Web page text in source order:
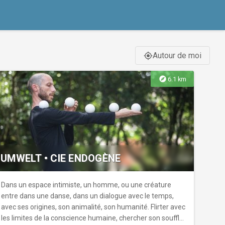
gps_fixedAutour de moi
explore 6.1 km
UMWELT • CIE ENDOGÈNE
Dans un espace intimiste, un homme, ou une créature
entre dans une danse, dans un dialogue avec le temps,
avec ses origines, son animalité, son humanité. Flirter avec
les limites de la conscience humaine, chercher son souffle